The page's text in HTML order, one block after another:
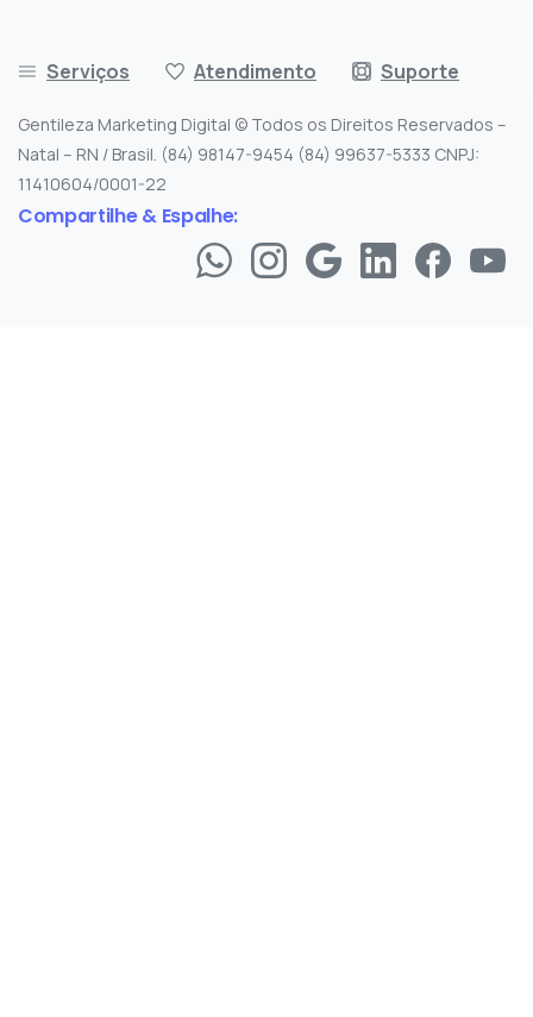
Serviços Atendimento Suporte
Gentileza Marketing Digital © Todos os Direitos Reservados –
Natal – RN / Brasil. (84) 98147-9454 (84) 99637-5333 CNPJ:
11410604/0001-22
Compartilhe & Espalhe: